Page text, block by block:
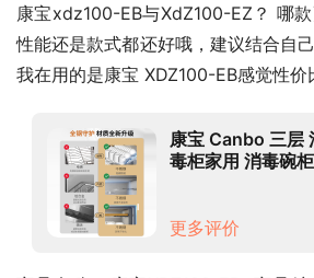
康宝xdz100-EB与XdZ100-EZ？ 哪
性能还是款式都还好哦，建议结合自
我在用的是康宝 XDZ100-EB感觉性价
康宝 Canbo 三层
毒柜家用 消毒碗
更多评价